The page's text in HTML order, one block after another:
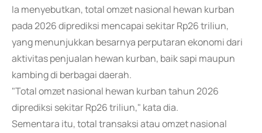
Ia menyebutkan, total omzet nasional hewan kurban
pada 2026 diprediksi mencapai sekitar Rp26 triliun,
yang menunjukkan besarnya perputaran ekonomi dari
aktivitas penjualan hewan kurban, baik sapi maupun
kambing di berbagai daerah.
"Total omzet nasional hewan kurban tahun 2026
diprediksi sekitar Rp26 triliun," kata dia.
Sementara itu, total transaksi atau omzet nasional